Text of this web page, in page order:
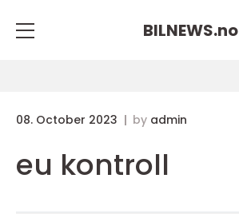
BILNEWS.no
08. October 2023 by admin
eu kontroll